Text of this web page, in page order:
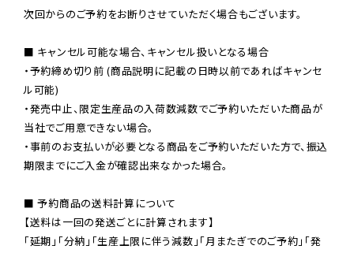
次回からのご予約をお断りさせていただく場合もございます。
■ キャンセル可能な場合、キャンセル扱いとなる場合
・予約締め切り前 (商品説明に記載の日時以前であればキャンセ
ル可能)
・発売中止、限定生産品の入荷数減数でご予約いただいた商品が
当社でご用意できない場合。
・事前のお支払いが必要となる商品をご予約いただいた方で、振込
期限までにご入金が確認出来なかった場合。
■ 予約商品の送料計算について
【送料は一回の発送ごとに計算されます】
「延期」「分納」「生産上限に伴う減数」「月またぎでのご予約」「発